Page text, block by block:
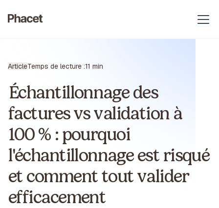
ArticleTemps de lecture :11 min
Échantillonnage des
factures vs validation à
100 % : pourquoi
l'échantillonnage est risqué
et comment tout valider
efficacement